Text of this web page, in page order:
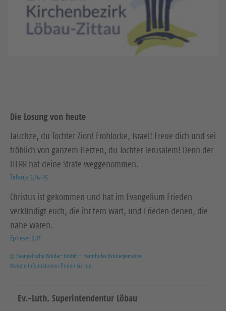
Die Losung von heute
Jauchze, du Tochter Zion! Frohlocke, Israel! Freue dich und sei
fröhlich von ganzem Herzen, du Tochter Jerusalem! Denn der
HERR hat deine Strafe weggenommen.
Zefanja 3,14-15
Christus ist gekommen und hat im Evangelium Frieden
verkündigt euch, die ihr fern wart, und Frieden denen, die
nahe waren.
Epheser 2,17
© Evangelische Brüder-Unität – Herrnhuter Brüdergemeine
Weitere Informationen finden Sie hier
Ev.-Luth. Superintendentur Löbau